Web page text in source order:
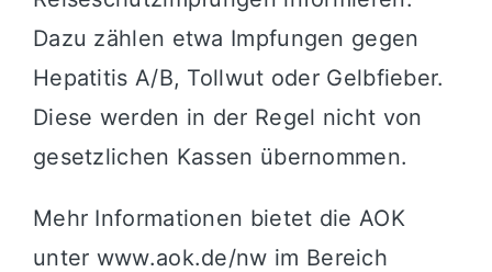
Dazu zählen etwa Impfungen gegen
Hepatitis A/B, Tollwut oder Gelbfieber.
Diese werden in der Regel nicht von
gesetzlichen Kassen übernommen.
Mehr Informationen bietet die AOK
unter www.aok.de/nw im Bereich